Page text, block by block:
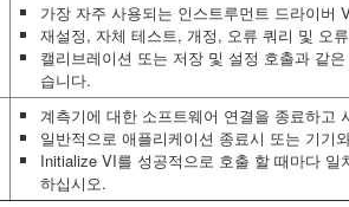
가장 자주 사용되는 인스트루먼트 드라이버
재설정, 자체 테스트, 개정, 오류 쿼리 및 오
캘리브레이션 또는 저장 및 설정 호출과 같
습니다.
계측기에 대한 소프트웨어 연결을 종료하고
일반적으로 애플리케이션 종료시 또는 기기
Initialize VI를 성공적으로 호출 할 때마다
하십시오.